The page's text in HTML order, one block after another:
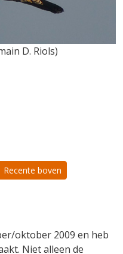
D. Riols)
Recente boven
oktober 2009 en heb
Niet alleen de